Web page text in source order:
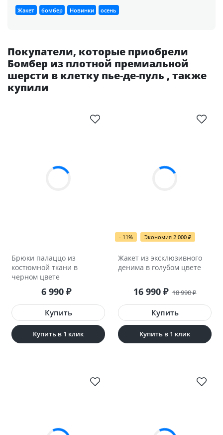
Жакет бомбер Новинки осень
Покупатели, которые приобрели
Бомбер из плотной премиальной
шерсти в клетку пье-де-пуль , также
купили
Брюки палаццо из
костюмной ткани в
черном цвете
6 990 ₽
Купить в 1 клик
- 11% Экономия 2 000 ₽
Жакет из эксклюзивного
денима в голубом цвете
16 990 ₽ 18 990₽
Купить в 1 клик